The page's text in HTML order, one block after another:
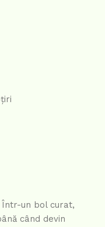
Într-un bol curat,
când devin